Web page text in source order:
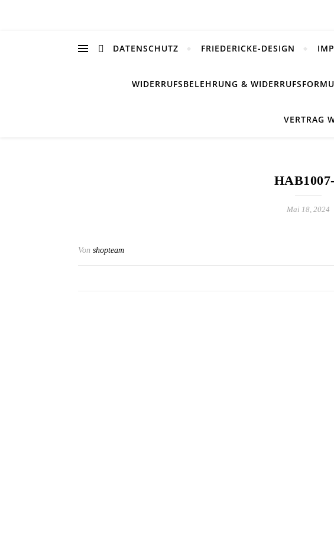
DATENSCHUTZ FRIEDERICKE-DESIGN
WIDERRUFSBELEHRUNG &
VERTRAG
Mai 18, 2024
Von shopteam